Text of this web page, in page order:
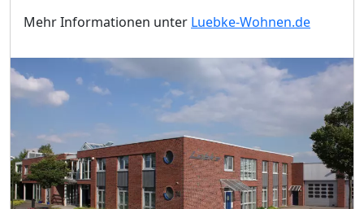
Mehr Informationen unter Luebke-Wohnen.de